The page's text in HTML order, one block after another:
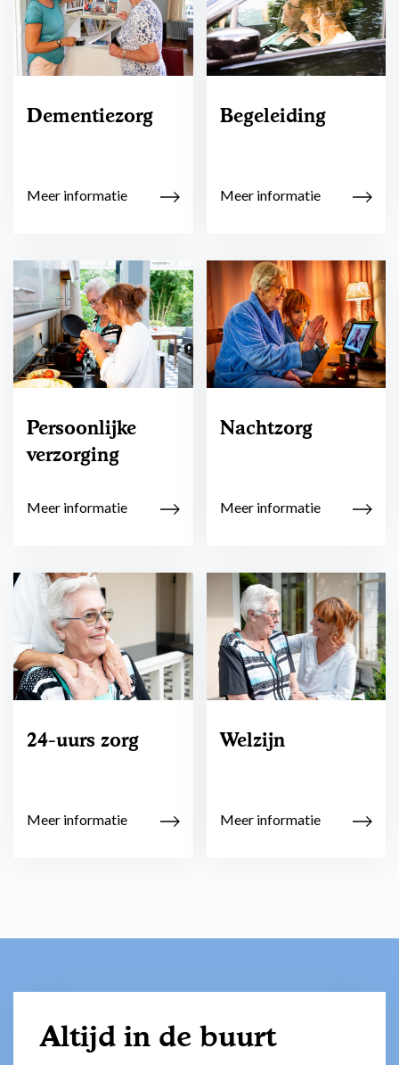
Dementiezorg
Meer informatie
Begeleiding
Meer informatie
Persoonlijke
verzorging
Meer informatie
Nachtzorg
Meer informatie
24-uurs zorg
Meer informatie
Welzijn
Meer informatie
Altijd in de buurt